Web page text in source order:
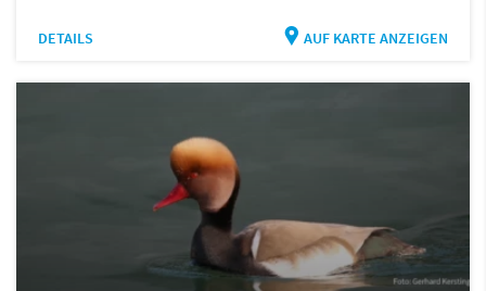
DETAILS AUF KARTE ANZEIGEN